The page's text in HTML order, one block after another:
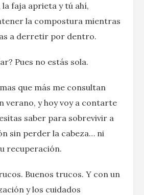
faja aprieta y tú ahí,
la compostura mientras
a derretir por dentro.
Pues no estás sola.
que más me consultan
verano, y hoy voy a contarte
saber para sobrevivir a
sin perder la cabeza… ni
recuperación.
Buenos trucos. Y con un
y los cuidados